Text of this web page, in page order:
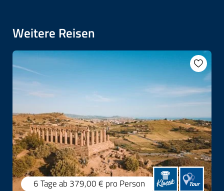
Weitere Reisen
6 Tageab 379,00 € pro Person